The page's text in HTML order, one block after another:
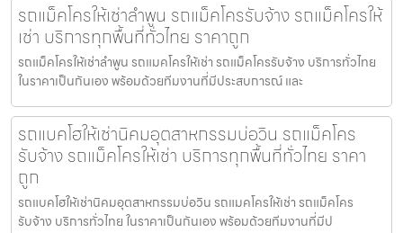
รถแม็คโครให้เช่าลำพูน รถแม็คโครรับจ้าง รถแม็คโครให้
เช่า บริการทุกพื้นที่ทั่วไทย ราคาถูก
รถแม็คโครให้เช่าลำพูน รถแมคโครให้เช่า รถแม็คโครรับจ้าง บริการทั่วไทย
ในราคาเป็นกันเอง พร้อมด้วยทีมงานที่มีประสบการณ์ และ
รถแบคโฮให้เช่านิคมอุตสาหกรรมบ่อวิน รถแม็คโคร
รับจ้าง รถแม็คโครให้เช่า บริการทุกพื้นที่ทั่วไทย ราคา
ถูก
รถแบคโฮให้เช่านิคมอุตสาหกรรมบ่อวิน รถแมคโครให้เช่า รถแม็คโคร
รับจ้าง บริการทั่วไทย ในราคาเป็นกันเอง พร้อมด้วยทีมงานที่มีป